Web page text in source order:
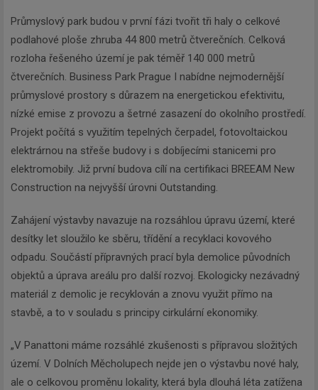
Průmyslový park budou v první fázi tvořit tři haly o celkové
podlahové ploše zhruba 44 800 metrů čtverečních. Celková
rozloha řešeného území je pak téměř 140 000 metrů
čtverečních. Business Park Prague I nabídne nejmodernější
průmyslové prostory s důrazem na energetickou efektivitu,
nízké emise z provozu a šetrné zasazení do okolního prostředí.
Projekt počítá s využitím tepelných čerpadel, fotovoltaickou
elektrárnou na střeše budovy i s dobíjecími stanicemi pro
elektromobily. Již první budova cílí na certifikaci BREEAM New
Construction na nejvyšší úrovni Outstanding.
Zahájení výstavby navazuje na rozsáhlou úpravu území, které
desítky let sloužilo ke sběru, třídění a recyklaci kovového
odpadu. Součástí přípravných prací byla demolice původních
objektů a úprava areálu pro další rozvoj. Ekologicky nezávadný
materiál z demolic je recyklován a znovu využit přímo na
stavbě, a to v souladu s principy cirkulární ekonomiky.
„V Panattoni máme rozsáhlé zkušenosti s přípravou složitých
území. V Dolních Měcholupech nejde jen o výstavbu nové haly,
ale o celkovou proměnu lokality, která byla dlouhá léta zatížena